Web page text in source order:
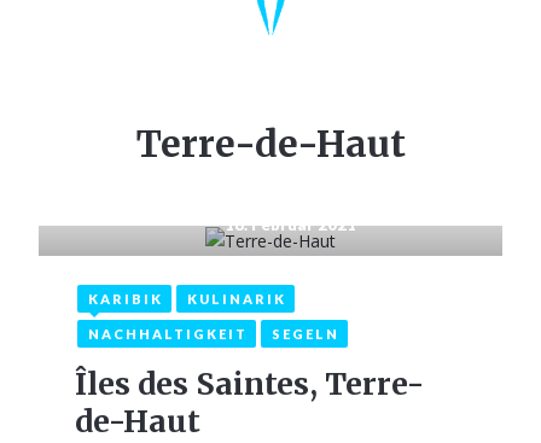
Terre-de-Haut
18. Februar 2021
KARIBIK KULINARIK
NACHHALTIGKEIT SEGELN
Îles des Saintes, Terre-
de-Haut